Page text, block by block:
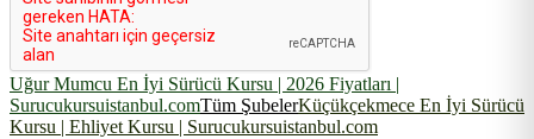
Uğur Mumcu En İyi Sürücü Kursu | 2026 Fiyatları |
Surucukursuistanbul.comTüm ŞubelerKüçükçekmece En İyi Sürücü
Kursu | Ehliyet Kursu | Surucukursuistanbul.com